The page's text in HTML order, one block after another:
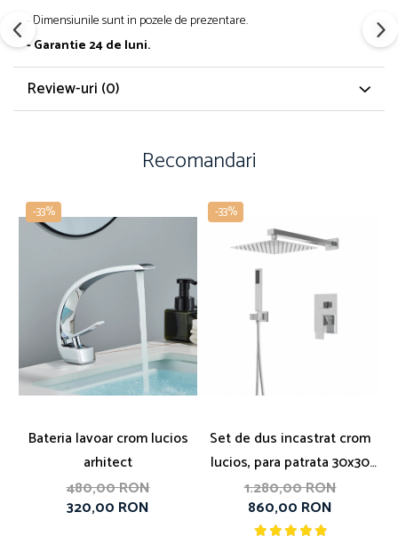
- Dimensiunile sunt in pozele de prezentare.
- Garantie 24 de luni.
Review-uri (0)
Recomandari
-33%
Bateria lavoar crom lucios
arhitect
480,00 RON
320,00 RON
-33%
Set de dus incastrat crom
lucios, para patrata 30x30
cm, 2 functii
1.280,00 RON
860,00 RON